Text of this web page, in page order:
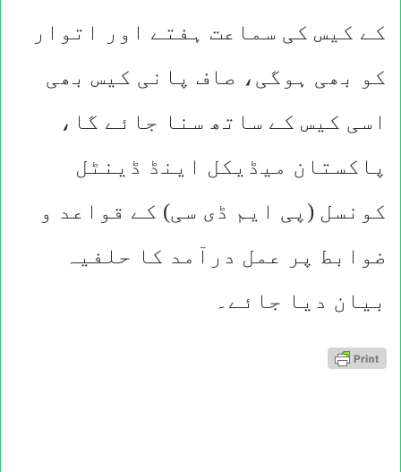
کے کیس کی سماعت ہفتے اور اتوار
کو بھی ہوگی، صاف پانی کیس بھی
اسی کیس کے ساتھ سنا جائے گا،
پاکستان میڈیکل اینڈ ڈینٹل
کونسل (پی ایم ڈی سی) کے قواعد و
ضوابط پر عمل درآمد کا حلفیہ
بیان دیا جائے۔